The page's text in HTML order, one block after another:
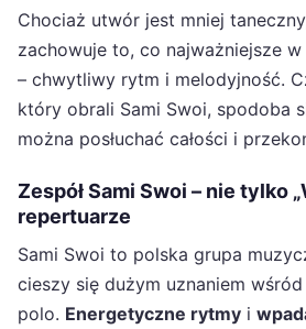
Chociaż utwór jest mniej
zachowuje to, co najważniejsze
– chwytliwy rytm i melodyjność.
który obrali Sami Swoi, spodoba
można posłuchać całości i
Zespół Sami Swoi – nie tylko
repertuarze
Sami Swoi to polska grupa
cieszy się dużym uznaniem
polo. Energetyczne rytmy i